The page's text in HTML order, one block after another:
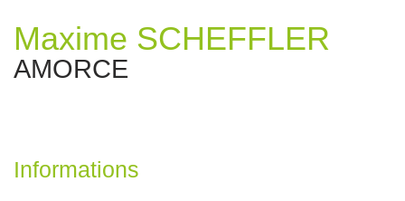
Maxime SCHEFFLER
AMORCE
Informations